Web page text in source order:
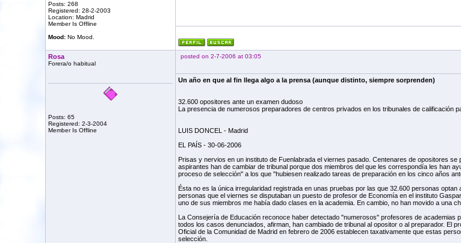
Posts: 268
Registered: 28-2-2003
Location: Madrid
Member Is Offline
Mood:No Mood.
Rosa
Forera/o habitual
Posts: 65
Registered: 2-3-2004
Member Is Offline
posted on 2-7-2006 at 03:05
Un año en que al fin llega algo a la prensa (aunque distinto, siempre sorprenden)
32.600 opositores ante un examen dudoso
La presencia de numerosos preparadores de centros privados en los tribunales de
LUIS DONCEL - Madrid
EL PAÍS - 30-06-2006
Prisas y nervios en un instituto de Fuenlabrada el viernes pasado. Centenares de opositores
aspirantes han de cambiar de tribunal porque dos miembros del que les correspondía les han
proceso de selección" a los que "hubiesen realizado tareas de preparación en los cinco años
Ésta no es la única irregularidad registrada en unas pruebas por las que 32.600 personas
personas que el viernes se disputaban un puesto de profesor de Economía en el instituto
uno de sus miembros me había dado clases en la academia. En cambio, no han movido a una
La Consejería de Educación reconoce haber detectado "numerosos" profesores de
todos los casos denunciados, afirman, han cambiado de tribunal al opositor o al preparador. El
Oficial de la Comunidad de Madrid en febrero de 2006 establecen taxativamente que estas
selección.